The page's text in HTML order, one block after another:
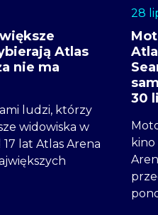
Atlas
nie ma
ludzi, którzy
widowiska w
lat Atlas Arena
28
30